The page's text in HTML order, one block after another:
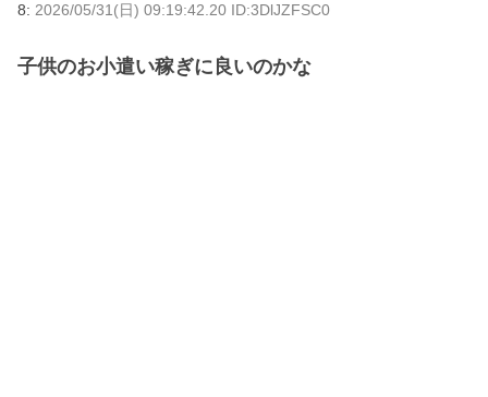
8: 2026/05/31(日) 09:19:42.20 ID:3DlJZFSC0
子供のお小遣い稼ぎに良いのかな